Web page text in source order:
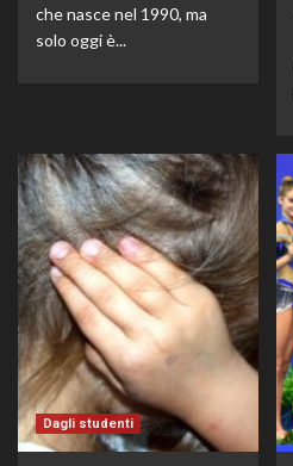
che nasce nel 1990, ma
solo oggi è...
Dagli studenti